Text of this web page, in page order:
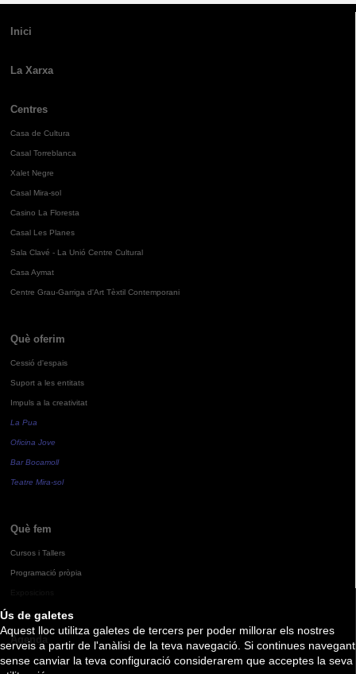
Ús de galetes
Aquest lloc utilitza galetes de tercers per poder millorar els nostres
serveis a partir de l'anàlisi de la teva navegació. Si continues navegant
sense canviar la teva configuració considerarem que acceptes la seva
Inici
La Xarxa
Centres
Casa de Cultura
Casal Torreblanca
Xalet Negre
Casal Mira-sol
Casino La Floresta
Casal Les Planes
Sala Clavé - La Unió Centre Cultural
Casa Aymat
Centre Grau-Garriga d'Art Tèxtil Contemporani
Què oferim
Cessió d'espais
Suport a les entitats
Impuls a la creativitat
La Pua
Oficina Jove
Bar Bocamoll
Teatre Mira-sol
Què fem
Cursos i Tallers
Programació pròpia
Agenda